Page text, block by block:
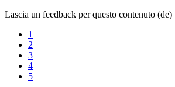
Lascia un feedback per questo contenuto (de)
1
2
3
4
5